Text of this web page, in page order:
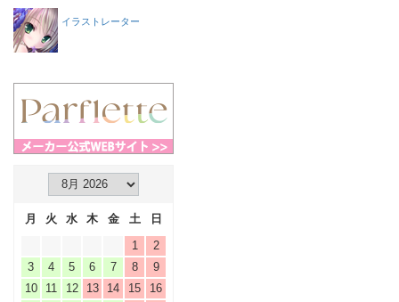
イラストレーター
月 火 水 木 金 土
日
1
2
3
4 5 6 7 8
9
10
11 12 13 14 15
16